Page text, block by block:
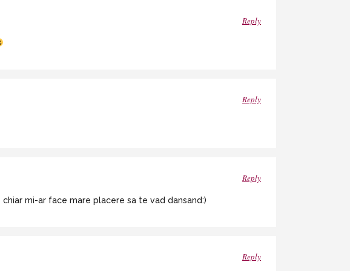
Reply
Reply
Reply
mi-ar face mare placere sa te vad dansand:)
Reply